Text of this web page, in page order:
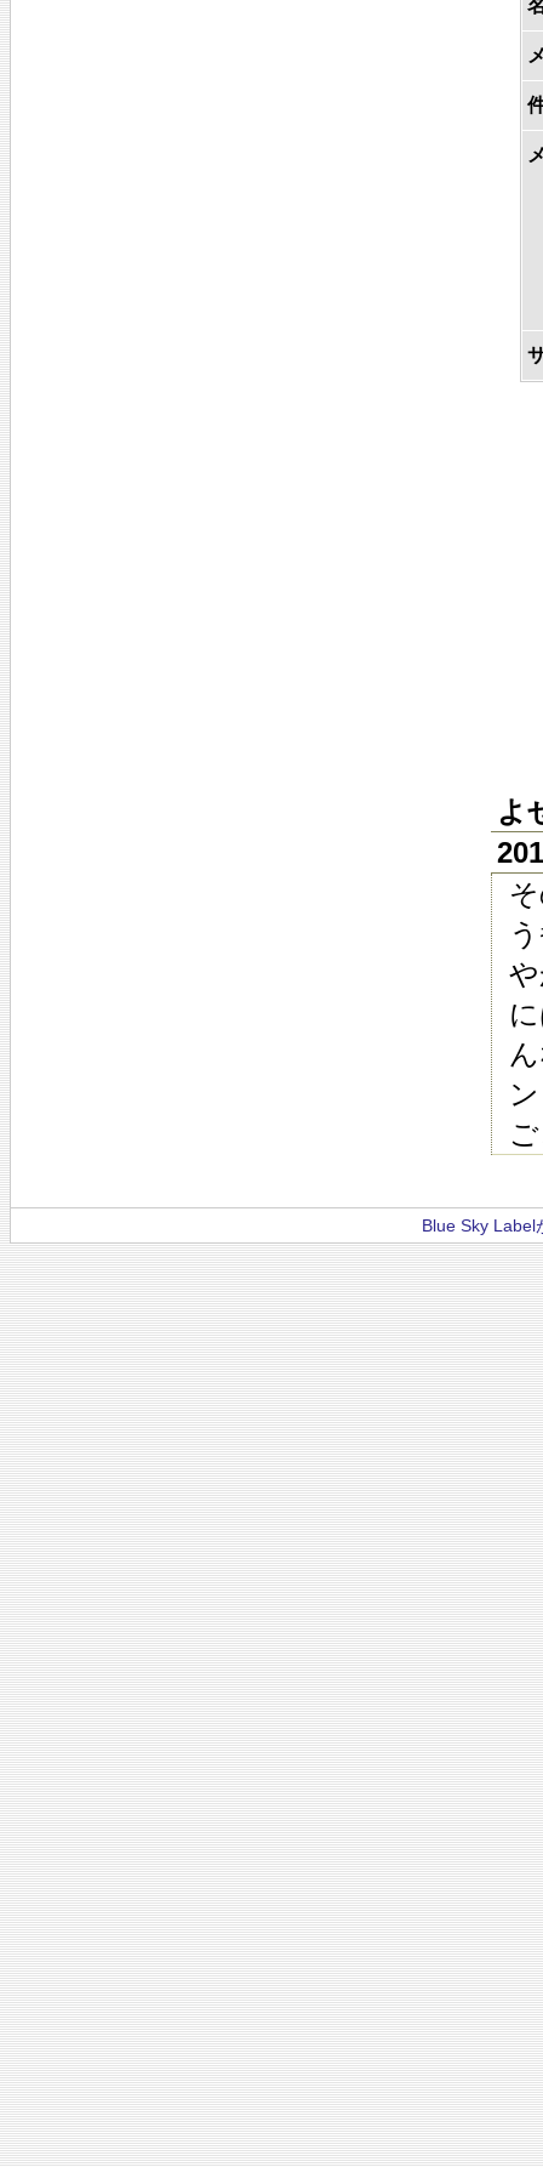
よ
Blue Sky Label